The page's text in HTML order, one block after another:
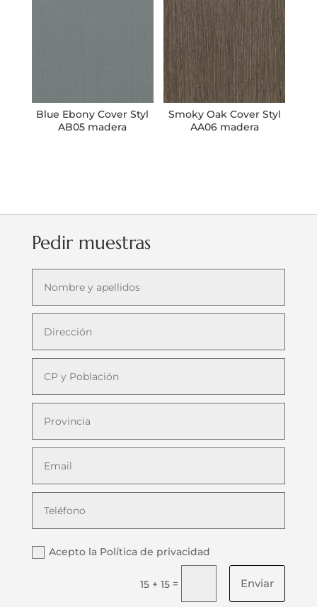
Blue Ebony Cover Styl
AB05 madera
Smoky Oak Cover Styl
AA06 madera
Pedir muestras
Acepto la Política de privacidad
15 + 15 = Enviar